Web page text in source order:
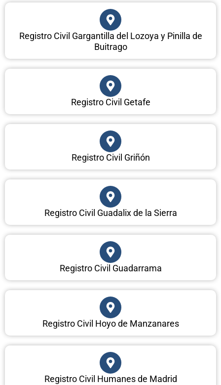
Registro Civil Gargantilla del Lozoya y Pinilla de
Buitrago
Registro Civil Getafe
Registro Civil Griñón
Registro Civil Guadalix de la Sierra
Registro Civil Guadarrama
Registro Civil Hoyo de Manzanares
Registro Civil Humanes de Madrid